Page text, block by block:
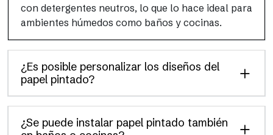
con detergentes neutros, lo que lo hace ideal para
ambientes húmedos como baños y cocinas.
¿Es posible personalizar los diseños del
papel pintado?
¿Se puede instalar papel pintado también